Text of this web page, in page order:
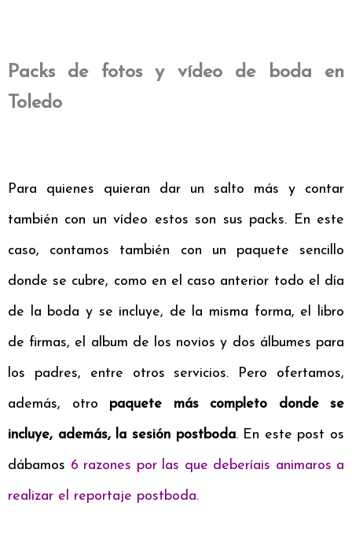
Packs de fotos y vídeo de boda en
Toledo
Para quienes quieran dar un salto más y contar
también con un vídeo estos son sus packs. En este
caso, contamos también con un paquete sencillo
donde se cubre, como en el caso anterior todo el día
de la boda y se incluye, de la misma forma, el libro
de firmas, el album de los novios y dos álbumes para
los padres, entre otros servicios. Pero ofertamos,
además, otro paquete más completo donde se
incluye, además, la sesión postboda. En este post os
dábamos 6 razones por las que deberíais animaros a
realizar el reportaje postboda.